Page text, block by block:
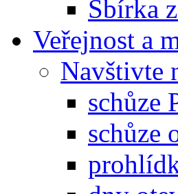
Sbírka
Veřejnost a
Navštivte
schůze
schůze